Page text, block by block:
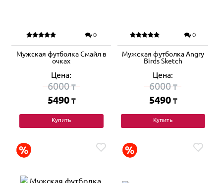
0
Мужская футболка Смайл в
очках
Цена:
6000₸
5490 ₸
Купить
0
Мужская футболка Angry
Birds Sketch
Цена:
6000₸
5490 ₸
Купить